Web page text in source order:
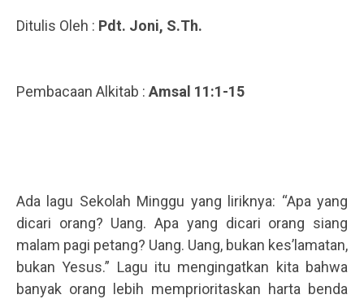
Ditulis Oleh : Pdt. Joni, S.Th.
Pembacaan Alkitab : Amsal 11:1-15
Ada lagu Sekolah Minggu yang liriknya: “Apa yang
dicari orang? Uang. Apa yang dicari orang siang
malam pagi petang? Uang. Uang, bukan kes’lamatan,
bukan Yesus.” Lagu itu mengingatkan kita bahwa
banyak orang lebih memprioritaskan harta benda